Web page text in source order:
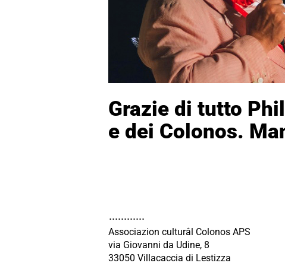
Grazie di tutto
e dei Colonos.
Associazion culturâl Colonos APS
via Giovanni da Udine, 8
33050 Villacaccia di Lestizza